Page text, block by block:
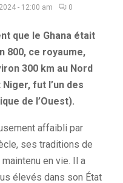
- 12:00 am 0
que le Ghana était
800, ce royaume,
300 km au Nord
fut l’un des
de l’Ouest).
affaibli par
ses traditions de
en vie. Il a
élevés dans son État